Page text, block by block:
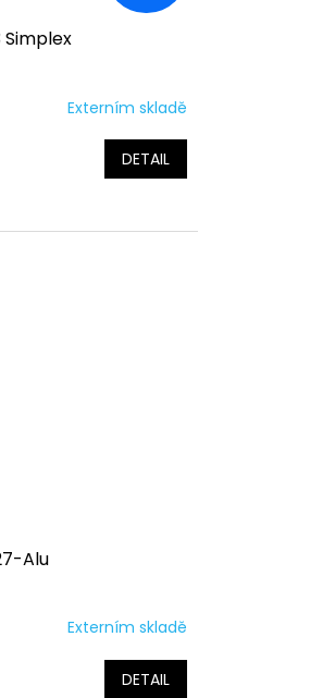
Simplex
Externím skladě
DETAIL
Alu
Externím skladě
DETAIL